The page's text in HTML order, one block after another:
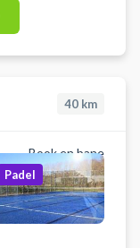
40 km
Book en bane
Padel